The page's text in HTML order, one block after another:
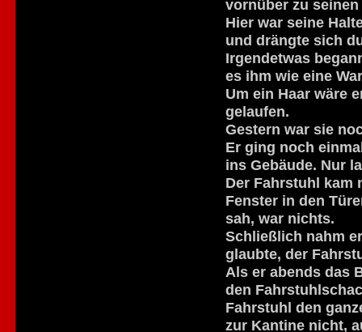
vornüber zu
Hier war seine
und drängte sich
Irgendetwas
es ihm wie eine
Um ein Haar wäre
gelaufen.
Gestern war sie
Er ging noch
ins Gebäude. Nur
Der Fahrstuhl kam
Fenster in den
sah, war nichts.
Schließlich nahm
glaubte, der
Als er abends das
den
Fahrstuhl den
zur Kantine nicht,